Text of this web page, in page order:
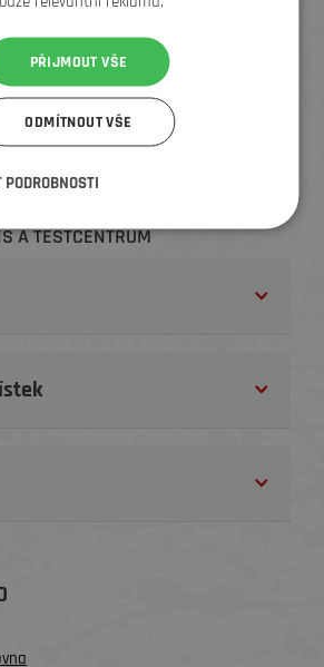
expedice, dodání, výměny, vratky,
724 366 440
A TESTCENTRUM
PŘIJMOUT VŠE
ODMÍTNOUT VŠE